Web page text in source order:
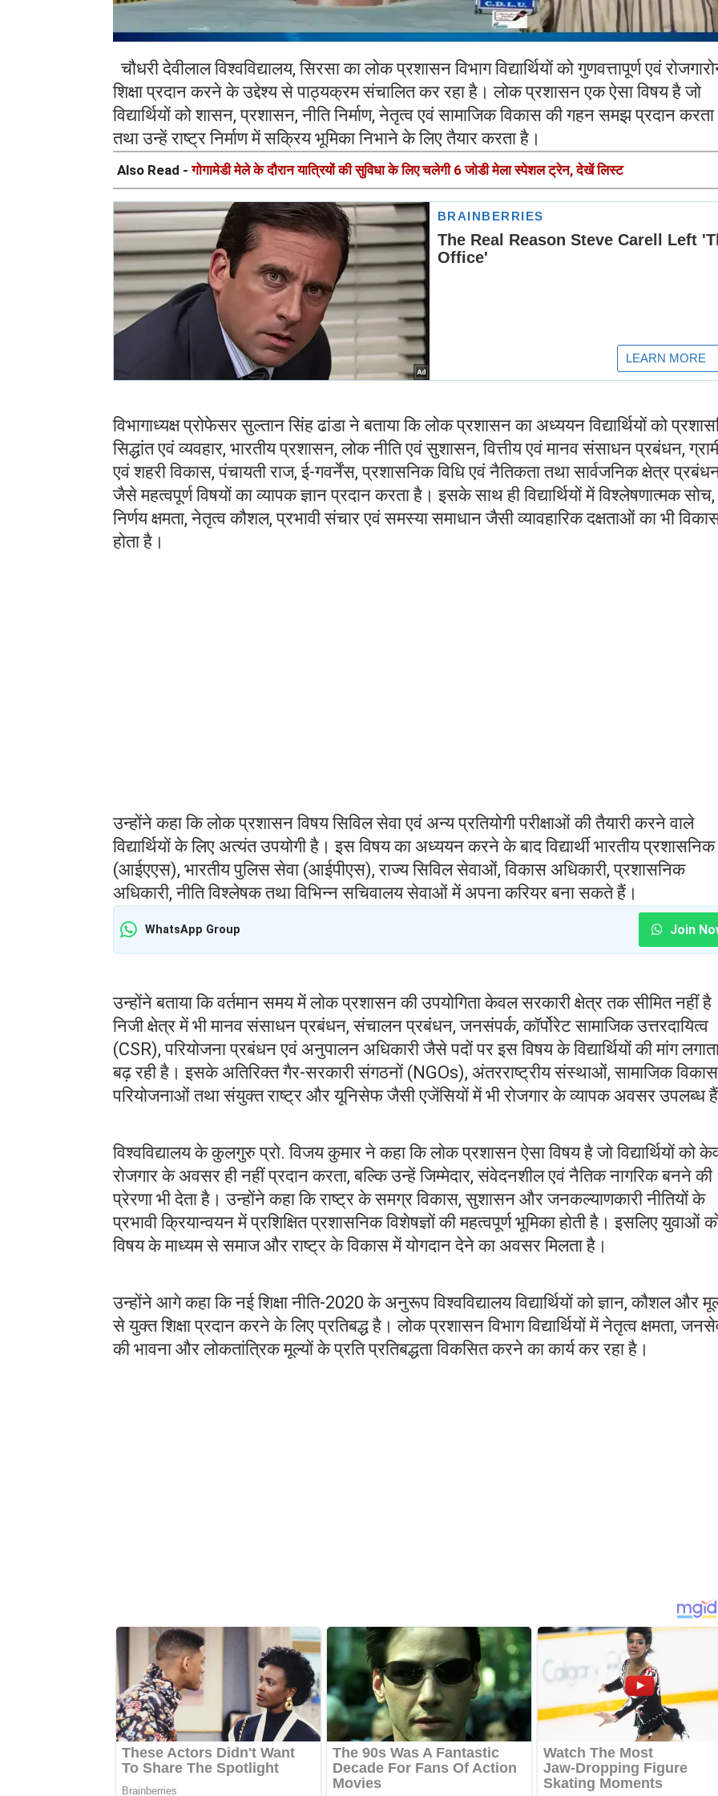
चौधरी देवीलाल विश्वविद्यालय, सिरसा का लोक प्रशासन विभाग विद्यार्थियों को गुणवत्तापूर्ण एवं
शिक्षा प्रदान करने के उद्देश्य से पाठ्यक्रम संचालित कर रहा है। लोक प्रशासन एक ऐसा विषय है जो
विद्यार्थियों को शासन, प्रशासन, नीति निर्माण, नेतृत्व एवं सामाजिक विकास की गहन समझ प्रदान
तथा उन्हें राष्ट्र निर्माण में सक्रिय भूमिका निभाने के लिए तैयार करता है।
Also Read -गोगामेडी मेले के दौरान यात्रियों की सुविधा के लिए चलेगी 6 जोडी मेला स्पेशल ट्रेन, देखें लिस्ट
विभागाध्यक्ष प्रोफेसर सुल्तान सिंह ढांडा ने बताया कि लोक प्रशासन का अध्ययन विद्यार्थियों को
सिद्धांत एवं व्यवहार, भारतीय प्रशासन, लोक नीति एवं सुशासन, वित्तीय एवं मानव संसाधन प्रबंधन,
एवं शहरी विकास, पंचायती राज, ई-गवर्नेंस, प्रशासनिक विधि एवं नैतिकता तथा सार्वजनिक क्षेत्र
जैसे महत्वपूर्ण विषयों का व्यापक ज्ञान प्रदान करता है। इसके साथ ही विद्यार्थियों में विश्लेषणात्मक सोच,
निर्णय क्षमता, नेतृत्व कौशल, प्रभावी संचार एवं समस्या समाधान जैसी व्यावहारिक दक्षताओं का भी
होता है।
उन्होंने कहा कि लोक प्रशासन विषय सिविल सेवा एवं अन्य प्रतियोगी परीक्षाओं की तैयारी करने वाले
विद्यार्थियों के लिए अत्यंत उपयोगी है। इस विषय का अध्ययन करने के बाद विद्यार्थी भारतीय
(आईएएस), भारतीय पुलिस सेवा (आईपीएस), राज्य सिविल सेवाओं, विकास अधिकारी, प्रशासनिक
अधिकारी, नीति विश्लेषक तथा विभिन्न सचिवालय सेवाओं में अपना करियर बना सकते हैं।
WhatsApp Group Join
उन्होंने बताया कि वर्तमान समय में लोक प्रशासन की उपयोगिता केवल सरकारी क्षेत्र तक सीमित नहीं
निजी क्षेत्र में भी मानव संसाधन प्रबंधन, संचालन प्रबंधन, जनसंपर्क, कॉर्पोरेट सामाजिक उत्तरदायित्व
(CSR), परियोजना प्रबंधन एवं अनुपालन अधिकारी जैसे पदों पर इस विषय के विद्यार्थियों की मांग
बढ़ रही है। इसके अतिरिक्त गैर-सरकारी संगठनों (NGOs), अंतरराष्ट्रीय संस्थाओं, सामाजिक विकास
परियोजनाओं तथा संयुक्त राष्ट्र और यूनिसेफ जैसी एजेंसियों में भी रोजगार के व्यापक अवसर उपलब्ध
विश्वविद्यालय के कुलगुरु प्रो. विजय कुमार ने कहा कि लोक प्रशासन ऐसा विषय है जो विद्यार्थियों को
रोजगार के अवसर ही नहीं प्रदान करता, बल्कि उन्हें जिम्मेदार, संवेदनशील एवं नैतिक नागरिक बनने की
प्रेरणा भी देता है। उन्होंने कहा कि राष्ट्र के समग्र विकास, सुशासन और जनकल्याणकारी नीतियों के
प्रभावी क्रियान्वयन में प्रशिक्षित प्रशासनिक विशेषज्ञों की महत्वपूर्ण भूमिका होती है। इसलिए युवाओं
विषय के माध्यम से समाज और राष्ट्र के विकास में योगदान देने का अवसर मिलता है।
उन्होंने आगे कहा कि नई शिक्षा नीति-2020 के अनुरूप विश्वविद्यालय विद्यार्थियों को ज्ञान, कौशल और
से युक्त शिक्षा प्रदान करने के लिए प्रतिबद्ध है। लोक प्रशासन विभाग विद्यार्थियों में नेतृत्व क्षमता,
की भावना और लोकतांत्रिक मूल्यों के प्रति प्रतिबद्धता विकसित करने का कार्य कर रहा है।